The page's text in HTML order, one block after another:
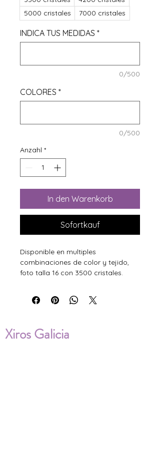
5000 cristales
7000 cristales
INDICA TUS MEDIDAS *
0/500
COLORES *
0/500
Anzahl *
In den Warenkorb
Sofortkauf
Disponible en multiples
combinaciones de color y tejido,
foto talla 16 con 3500 cristales.
Xiros Galicia